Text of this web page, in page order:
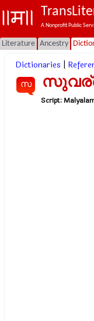
A Nonprofit Public
Literature Ancestry
Dictionaries
സ
Script: